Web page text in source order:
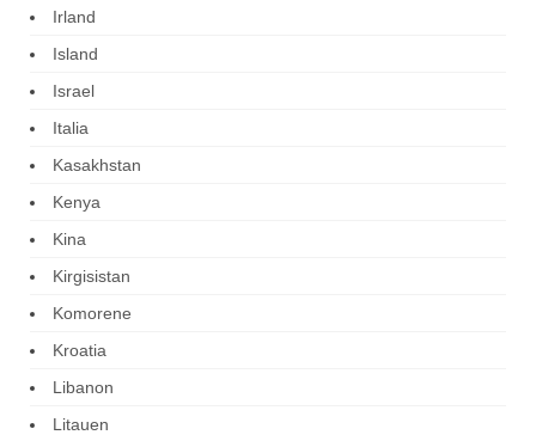
Irland
Island
Israel
Italia
Kasakhstan
Kenya
Kina
Kirgisistan
Komorene
Kroatia
Libanon
Litauen